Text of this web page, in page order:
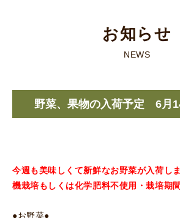
お知らせ
NEWS
野菜、果物の入荷予定 6月
今週も美味しくて新鮮なお野菜が入荷しま
機栽培もしくは化学肥料不使用・栽培期
●お野菜●